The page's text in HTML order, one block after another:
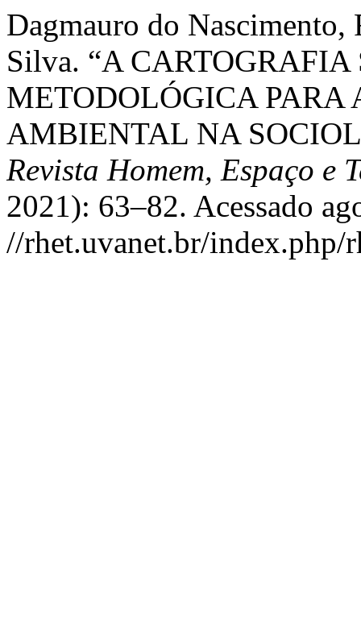
Dagmauro do Nascimento,
Silva. “A
METODOLÓGICA PARA
AMBIENTAL NA
Revista Homem, Espaço e
2021): 63–82. Acessado
//rhet.uvanet.br/index.php/